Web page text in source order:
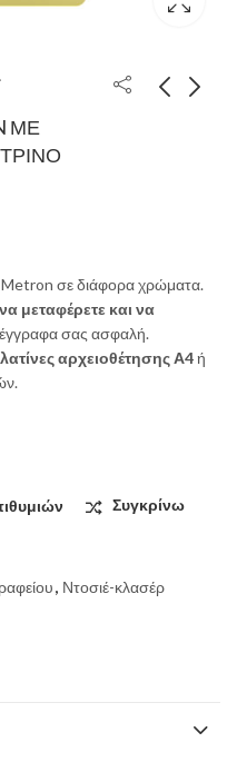
ΜΕ
Metron σε διάφορα χρώματα.
να μεταφέρετε και να
σας ασφαλή.
αρχειοθέτησης Α4ή
ΠΛΑΣΤΙΚΟ 25T. ΚΙΤΡΙΝΟ
Συγκρίνω
, Ντοσιέ-κλασέρ